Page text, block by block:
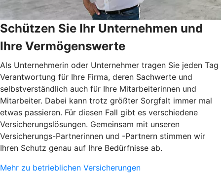
Schützen Sie Ihr Unternehmen und
Ihre Vermögenswerte
Als Unternehmerin oder Unternehmer tragen Sie jeden Tag
Verantwortung für Ihre Firma, deren Sachwerte und
selbstverständlich auch für Ihre Mitarbeiterinnen und
Mitarbeiter. Dabei kann trotz größter Sorgfalt immer mal
etwas passieren. Für diesen Fall gibt es verschiedene
Versicherungslösungen. Gemeinsam mit unseren
Versicherungs-Partnerinnen und -Partnern stimmen wir
Ihren Schutz genau auf Ihre Bedürfnisse ab.
Mehr zu betrieblichen Versicherungen